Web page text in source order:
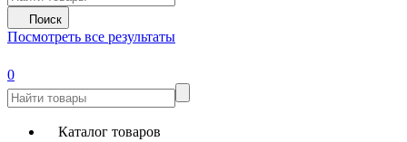
Поиск
Посмотреть все результаты
0
Каталог товаров